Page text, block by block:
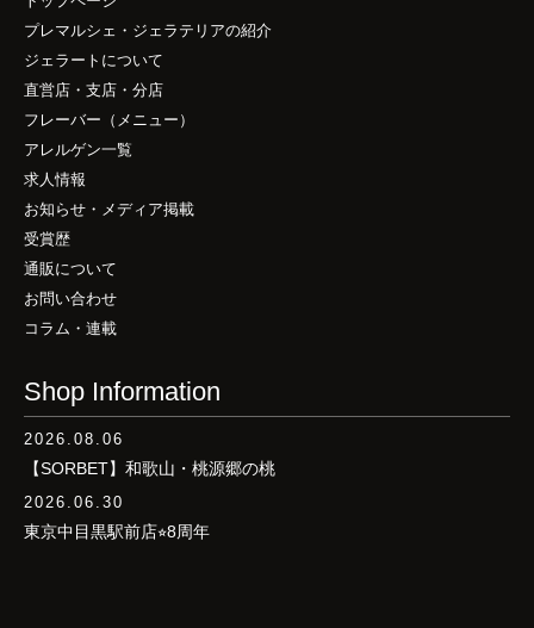
プレマルシェ・ジェラテリアの紹介
ジェラートについて
直営店・支店・分店
フレーバー（メニュー）
アレルゲン一覧
求人情報
お知らせ・メディア掲載
受賞歴
通販について
お問い合わせ
コラム・連載
Shop Information
2026.08.06
【SORBET】和歌山・桃源郷の桃
2026.06.30
東京中目黒駅前店⭐︎8周年